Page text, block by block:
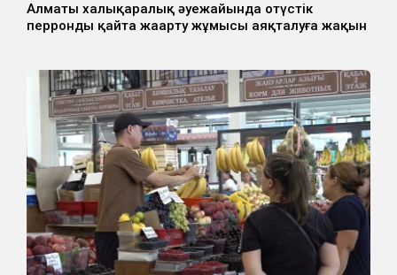
Алматы халықаралық әуежайында оңтүстік
перронды қайта жаңарту жұмысы аяқталуға жақын